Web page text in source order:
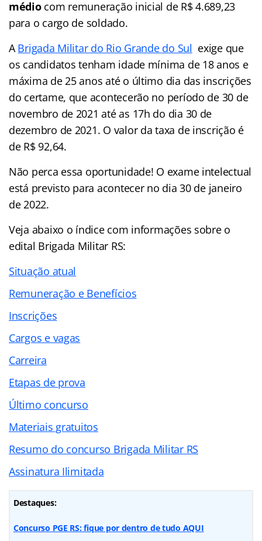
médiocom remuneração inicial de R$ 4.689,23
para o cargo de soldado.
ABrigada Militar do Rio Grande do Sul exige que
os candidatos tenham idade mínima de 18 anos e
máxima de 25 anos até o último dia das inscrições
do certame, que acontecerão no período de 30 de
novembro de 2021 até as 17h do dia 30 de
dezembro de 2021. O valor da taxa de inscrição é
de R$ 92,64.
Não perca essa oportunidade! O exame intelectual
está previsto para acontecer no dia 30 de janeiro
de 2022.
Veja abaixo o índicecom informações sobre o
edital Brigada Militar RS:
Situação atual
Remuneração e Benefícios
Inscrições
Cargos e vagas
Carreira
Etapas de prova
Último concurso
Materiais gratuitos
Resumo do concurso Brigada Militar RS
Assinatura Ilimitada
Destaques:
Concurso PGE RS: fique por dentro de tudo AQUI